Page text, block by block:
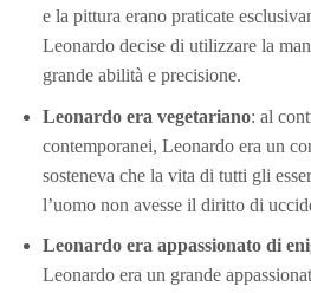
e la pittura erano praticate
Leonardo decise di utilizzare la
grande abilità e precisione.
Leonardo era vegetariano: al
contemporanei, Leonardo era un
sosteneva che la vita di tutti gli
l’uomo non avesse il diritto di
Leonardo era appassionato di
Leonardo era un grande